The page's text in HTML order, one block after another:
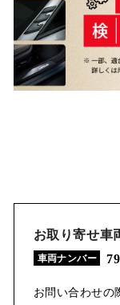
お取り寄せ車
車両ナンバー
お問い合わせの